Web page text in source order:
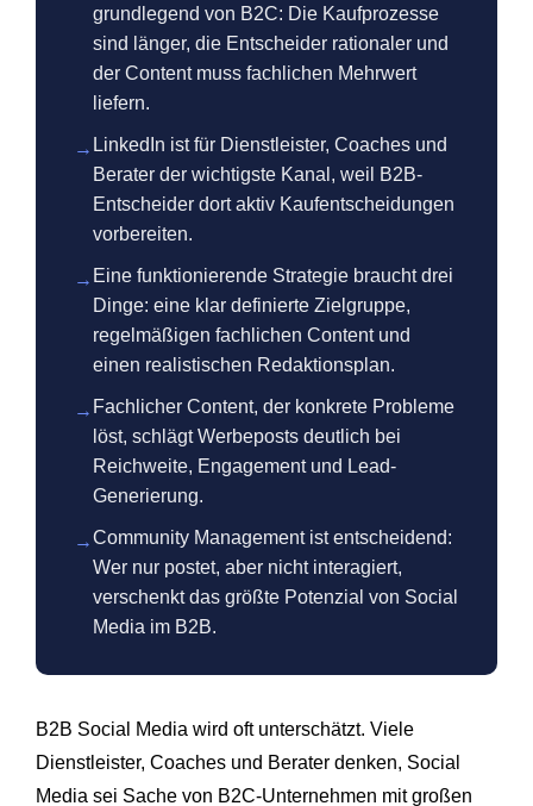
grundlegend von B2C: Die Kaufprozesse
sind länger, die Entscheider rationaler und
der Content muss fachlichen Mehrwert
liefern.
→ LinkedIn ist für Dienstleister, Coaches und
Berater der wichtigste Kanal, weil B2B-
Entscheider dort aktiv Kaufentscheidungen
vorbereiten.
→ Eine funktionierende Strategie braucht drei
Dinge: eine klar definierte Zielgruppe,
regelmäßigen fachlichen Content und
einen realistischen Redaktionsplan.
→ Fachlicher Content, der konkrete Probleme
löst, schlägt Werbeposts deutlich bei
Reichweite, Engagement und Lead-
Generierung.
→Community Management ist entscheidend:
Wer nur postet, aber nicht interagiert,
verschenkt das größte Potenzial von Social
Media im B2B.
B2B Social Media wird oft unterschätzt. Viele
Dienstleister, Coaches und Berater denken, Social
Media sei Sache von B2C-Unternehmen mit großen